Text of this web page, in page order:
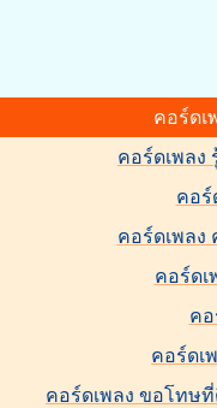
คอร์ดเ
คอร์ดเพลง
คอร์
คอร์ดเพลง
คอร์ดเ
คอ
คอร์ดเ
คอร์ดเพลง ขอโทษที่